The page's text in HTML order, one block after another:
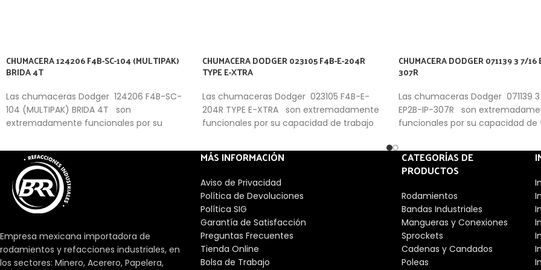
CHUMACERA 124206 F4B-SC-104 (MULTIPAK)
BRIDA 4T
Las chumaceras Dodger 124206 F4B-SC-
104 (MULTIPAK) BRIDA 4T son
extremadamente funcionales por su
de fabricaciòn optimo.
CHUMACERA DODGER 023105 F4B-E-204R
TYPE E-XTRA
Las chumaceras Dodger 023105 F4B-E-
204R TYPE E-XTRA son extremadamente
funcionales por su capacidad de trabajo
CHUMACERA DODGER 071139 3 7/16
307R
Las chumaceras Dodger 071139
EP2B-IP-307R son
funcionales por su capacidad de
Empresa mexicana importadora de
rodamientos y refacciones industriales, en
los sectores: Minero, Acerero, Papelera,
MÁS INFORMACIÓN
Aviso de Privacidad
Política de Devoluciones
Política SIG
Garantía de Satisfacción
Preguntas Frecuentes
Tienda Online
Bolsa de Trabajo
CATEGORÍAS DE
PRODUCTOS
Rodamientos
Bandas Industriales
Mangueras y Conexiones
Sprockets
Cadenas y Candados
Poleas